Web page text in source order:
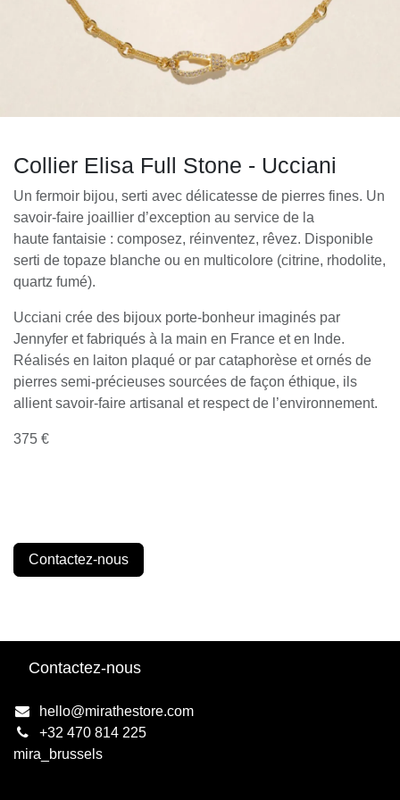
Collier Elisa Full Stone - Ucciani
Un fermoir bijou, serti avec délicatesse de pierres fines. Un
savoir-faire joaillier d’exception au service de la
haute fantaisie : composez, réinventez, rêvez. Disponible
serti de topaze blanche ou en multicolore (citrine, rhodolite,
quartz fumé).
Ucciani crée des bijoux porte-bonheur imaginés par
Jennyfer et fabriqués à la main en France et en Inde.
Réalisés en laiton plaqué or par cataphorèse et ornés de
pierres semi-précieuses sourcées de façon éthique, ils
allient savoir-faire artisanal et respect de l’environnement.
375 €
Contactez-nous
Contactez-nous
hello@mirathestore.com
+32 470 814 225
mira_brussels